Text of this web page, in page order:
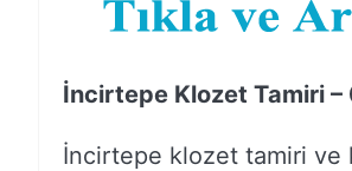
İncirtepe Klozet Tamiri
İncirtepe klozet tamiri ve